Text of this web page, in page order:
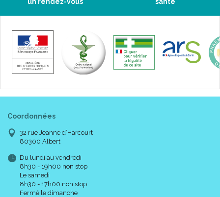
Coordonnées
32 rue Jeanne d’Harcourt
80300 Albert
Du lundi au vendredi
8h30 - 19h00 non stop
Le samedi
8h30 - 17h00 non stop
Fermé le dimanche